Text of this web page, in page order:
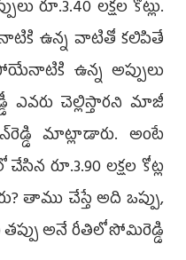
రూ.3.40 లక్షల కోట్లు.
ఉన్న వాటితో కలిపితే
ఉన్న అప్పులు
ఎవరు చెల్లిస్తారని మాజీ
మాట్లాడారు. అంటే
రూ.3.90 లక్షల కోట్ల
తాము చేస్తే అది ఒప్పు,
తప్పు అనే రీతిలో సోమిరెడ్డి